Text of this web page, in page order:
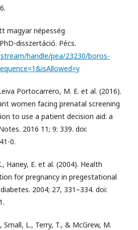
magyar népesség
disszertáció. Pécs.
handle/pea/23230/boros-
Portocarrero, M. E. et al. (2016).
women facing prenatal screening
to use a patient decision aid: a
2016 11; 9: 339. doi:
0.
Haney, E. et al. (2004). Health
for pregnancy in pregestational
2004; 27, 331–334. doi:
Small, L., Terry, T., & McGrew, M.